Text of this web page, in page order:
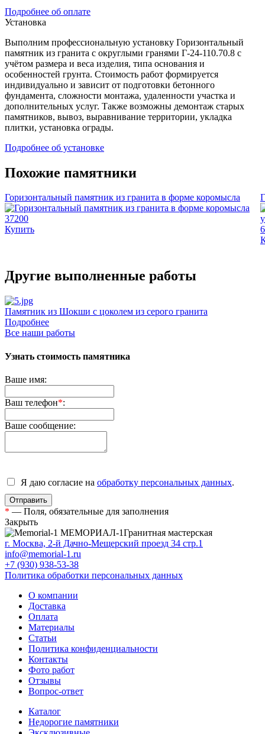
Подробнее об оплате
Установка
Выполним профессиональную установку Горизонтальный
памятник из гранита с округлыми гранями Г-24-110.70.8 с
учётом размера и веса изделия, типа основания и
особенностей грунта. Стоимость работ формируется
индивидуально и зависит от подготовки бетонного
фундамента, сложности монтажа, удаленности участка и
дополнительных услуг. Также возможны демонтаж старых
памятников, вывоз, выравнивание территории, укладка
плитки, установка ограды.
Подробнее об установке
Похожие памятники
Горизонтальный памятник из гранита в форме коромысла
37200
Купить
Другие выполненные работы
Памятник из Шокши с цоколем из серого гранита
Подробнее
Все наши работы
Узнать стоимость памятника
Ваше имя:
Ваш телефон*:
Ваше сообщение:
Я даю согласие на обработку персональных данных.
* — Поля, обязательные для заполнения
Закрыть
МЕМОРИАЛ-1Гранитная мастерская
г. Москва, 2-й Дачно-Мещерский проезд 34 стр.1
info@memorial-1.ru
+7 (930) 938-53-38
Политика обработки персональных данных
О компании
Доставка
Оплата
Материалы
Статьи
Политика конфиденциальности
Контакты
Фото работ
Отзывы
Вопрос-ответ
Каталог
Недорогие памятники